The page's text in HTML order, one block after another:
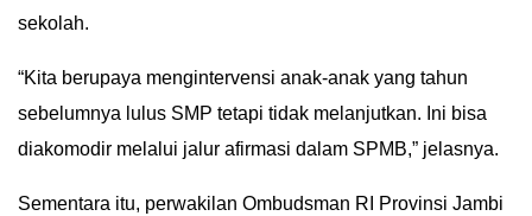
sekolah.
“Kita berupaya mengintervensi anak-anak yang tahun
sebelumnya lulus SMP tetapi tidak melanjutkan. Ini bisa
diakomodir melalui jalur afirmasi dalam SPMB,” jelasnya.
Sementara itu, perwakilan Ombudsman RI Provinsi Jambi